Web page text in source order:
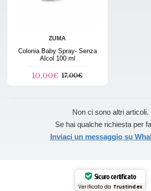
ZUMA
Colonia Baby Spray- Senza
Alcol 100 ml
10,00€ 17,00€
Non ci sono altri articoli.
Se hai qualche richiesta per
Inviaci un messaggio su
Sicuro certificato
Verificato da Trustindex